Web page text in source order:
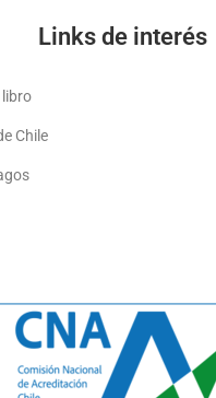
Links de interés
libro
Chile